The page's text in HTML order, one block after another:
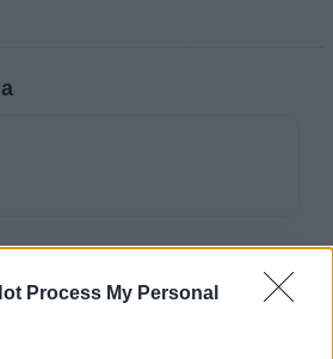
Process My Personal